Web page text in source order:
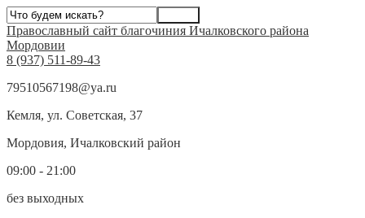
Православный сайт благочиния Ичалковского района
Мордовии
8 (937) 511-89-43
79510567198@ya.ru
Кемля, ул. Советская, 37
Мордовия, Ичалковский район
09:00 - 21:00
без выходных